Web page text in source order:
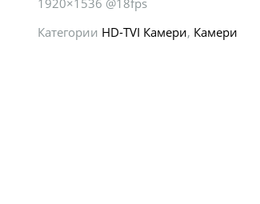
1920×1536 @18fps
Категории HD-TVI Камери, Камери